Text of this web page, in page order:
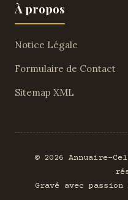
À propos
Notice Légale
Formulaire de Contact
Sitemap XML
© 2026 Annuaire-
Gravé avec